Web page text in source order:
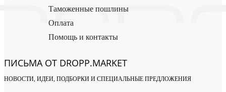
Таможенные пошлины
Оплата
Помощь и контакты
ПИСЬМА ОТ DROPP.MARKET
НОВОСТИ, ИДЕИ, ПОДБОРКИ И СПЕЦИАЛЬНЫЕ ПРЕДЛОЖЕНИЯ